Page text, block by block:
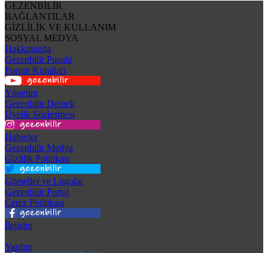
GEZENBİLİR
BAĞLANTILAR
GİZLİLİK VE KULLANIM
SOSYAL MEDYA
Hakkımızda
Gezenbilir Pusula
Forum Kuralları
Yönetim
Gezenbilir Dernek
Üyelik Sözleşmesi
Haberler
Gezenbilir Medya
Gizlilik Politikası
Görseller ve Logolar
Gezenbilir Portal
Çerez Politikası
İletişim
Yardım